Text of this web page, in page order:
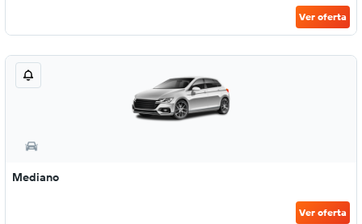
Ver oferta
Mediano
Ver oferta